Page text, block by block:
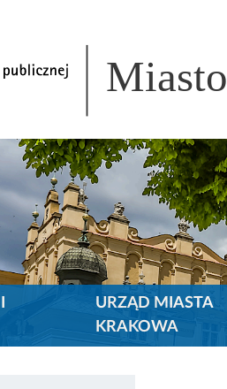
URZĄD MIASTA
KRAKOWA